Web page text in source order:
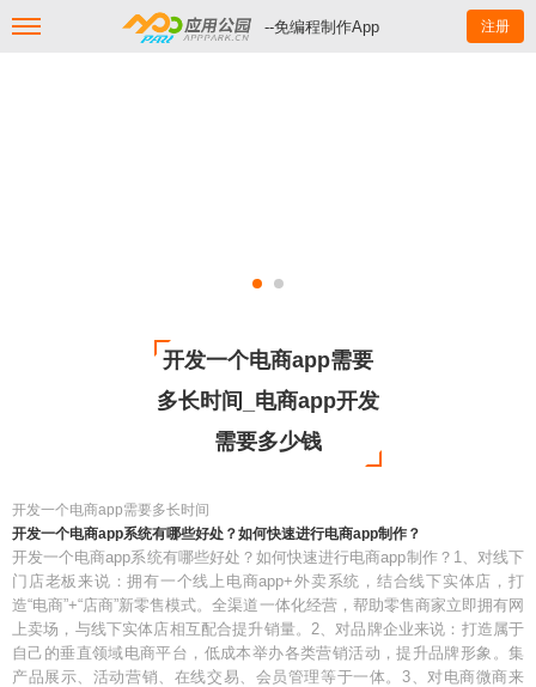
--免编程制作App 注册
开发一个电商app需要
多长时间_电商app开发
需要多少钱
开发一个电商app需要多长时间
开发一个电商app系统有哪些好处？如何快速进行电商app制作？
开发一个电商app系统有哪些好处？如何快速进行电商app制作？1、对线下
门店老板来说：拥有一个线上电商app+外卖系统，结合线下实体店，打
造“电商”+“店商”新零售模式。全渠道一体化经营，帮助零售商家立即拥有网
上卖场，与线下实体店相互配合提升销量。2、对品牌企业来说：打造属于
自己的垂直领域电商平台，低成本举办各类营销活动，提升品牌形象。集
产品展示、活动营销、在线交易、会员管理等于一体。3、对电商微商来